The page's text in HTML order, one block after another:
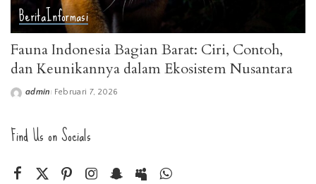
BeritaInformasi
Fauna Indonesia Bagian Barat: Ciri, Contoh,
dan Keunikannya dalam Ekosistem Nusantara
Posted
admin Februari 7, 2026
Find Us on Socials